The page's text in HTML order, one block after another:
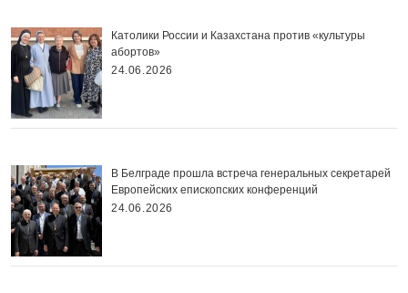
Католики России и Казахстана против «культуры
абортов»
24.06.2026
В Белграде прошла встреча генеральных секретарей
Европейских епископских конференций
24.06.2026